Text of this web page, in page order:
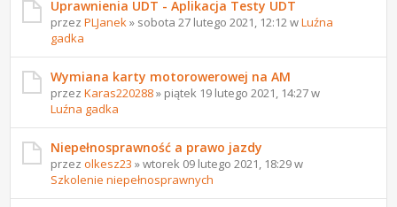
Uprawnienia UDT - Aplikacja Testy UDT
przezPLJanek » sobota 27 lutego 2021, 12:12 wLuźna
gadka
Wymiana karty motorowerowej na AM
przezKaras220288» piątek 19 lutego 2021, 14:27 w
Luźna gadka
Niepełnosprawność a prawo jazdy
przezolkesz23 » wtorek 09 lutego 2021, 18:29 w
Szkolenie niepełnosprawnych